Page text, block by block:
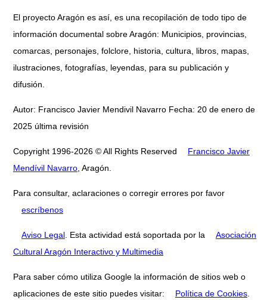
El proyecto Aragón es así, es una recopilación de todo tipo de
información documental sobre Aragón: Municipios, provincias,
comarcas, personajes, folclore, historia, cultura, libros, mapas,
ilustraciones, fotografías, leyendas, para su publicación y
difusión.
Autor: Francisco Javier Mendivil Navarro Fecha: 20 de enero de
2025 última revisión
Copyright 1996-2026 © All Rights Reserved
Francisco Javier
Mendívil Navarro , Aragón.
Para consultar, aclaraciones o corregir errores por favor
escríbenos
Aviso Legal . Esta actividad está soportada por la
Asociación
Cultural Aragón Interactivo y Multimedia
Para saber cómo utiliza Google la información de sitios web o
aplicaciones de este sitio puedes visitar:
Política de Cookies